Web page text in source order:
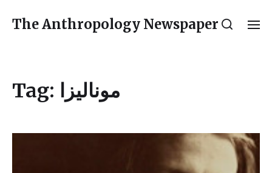
The Anthropology Newspaper
Tag: مونالیزا